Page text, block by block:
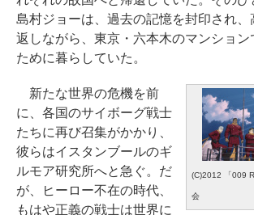
島村ジョーは、過去の記憶を封印され、
返しながら、東京・六本木のマンション
ために暮らしていた。
(C)2012 「009
会
新たな世界の危機を前
に、各国のサイボーグ戦士
たちに再び召集がかかり、
彼らはイスタンブールのギ
ルモア研究所へと急ぐ。だ
が、ヒーロー不在の時代、
もはや正義の戦士は世界に